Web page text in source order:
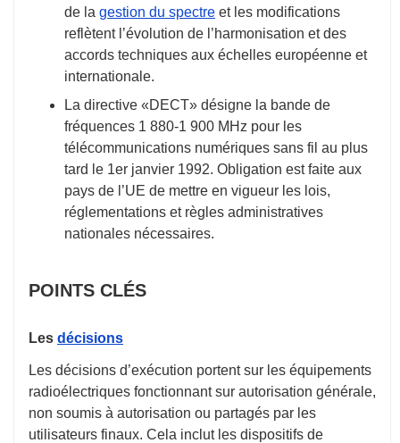
de la gestion du spectre et les modifications
reflètent l’évolution de l’harmonisation et des
accords techniques aux échelles européenne et
internationale.
La directive «DECT» désigne la bande de
fréquences 1 880-1 900 MHz pour les
télécommunications numériques sans fil au plus
tard le 1er janvier 1992. Obligation est faite aux
pays de l’UE de mettre en vigueur les lois,
réglementations et règles administratives
nationales nécessaires.
POINTS CLÉS
Les décisions
Les décisions d’exécution portent sur les équipements
radioélectriques fonctionnant sur autorisation générale,
non soumis à autorisation ou partagés par les
utilisateurs finaux. Cela inclut les dispositifs de